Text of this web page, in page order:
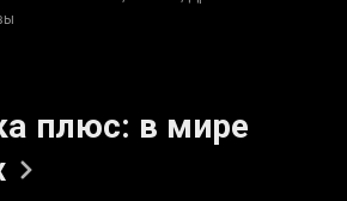
плюс: в мире